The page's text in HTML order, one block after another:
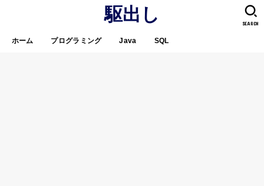
駆出し
ホーム プログラミング Java SQL
SEARCH